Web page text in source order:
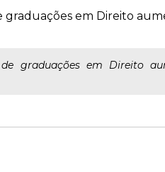
graduações em Direito
graduações em Direito